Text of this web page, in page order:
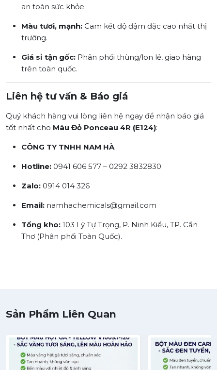
an toàn sức khỏe.
Màu tươi, mạnh: Cam kết độ đậm đặc cao nhất thị
trường.
Giá sỉ tận gốc: Phân phối thùng/lon lẻ, giao hàng
trên toàn quốc.
Liên hệ tư vấn & Báo giá
Quý khách hàng vui lòng liên hệ ngay để nhận báo giá
tốt nhất cho Màu Đỏ Ponceau 4R (E124):
CÔNG TY TNHH NAM HÀ
Hotline: 0941 606 577 – 0292 3832830
Zalo: 0914 014 326
Email: namhachemicals@gmail.com
Tổng kho: 103 Lý Tự Trọng, P. Ninh Kiều, TP. Cần
Thơ (Phân phối Toàn Quốc).
Sản Phẩm Liên Quan